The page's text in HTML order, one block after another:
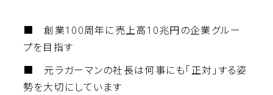
■ 創業100周年に売上高10兆円の企業グルー
プを目指す
■ 元ラガーマンの社長は何事にも「正対」する姿
勢を大切にしています